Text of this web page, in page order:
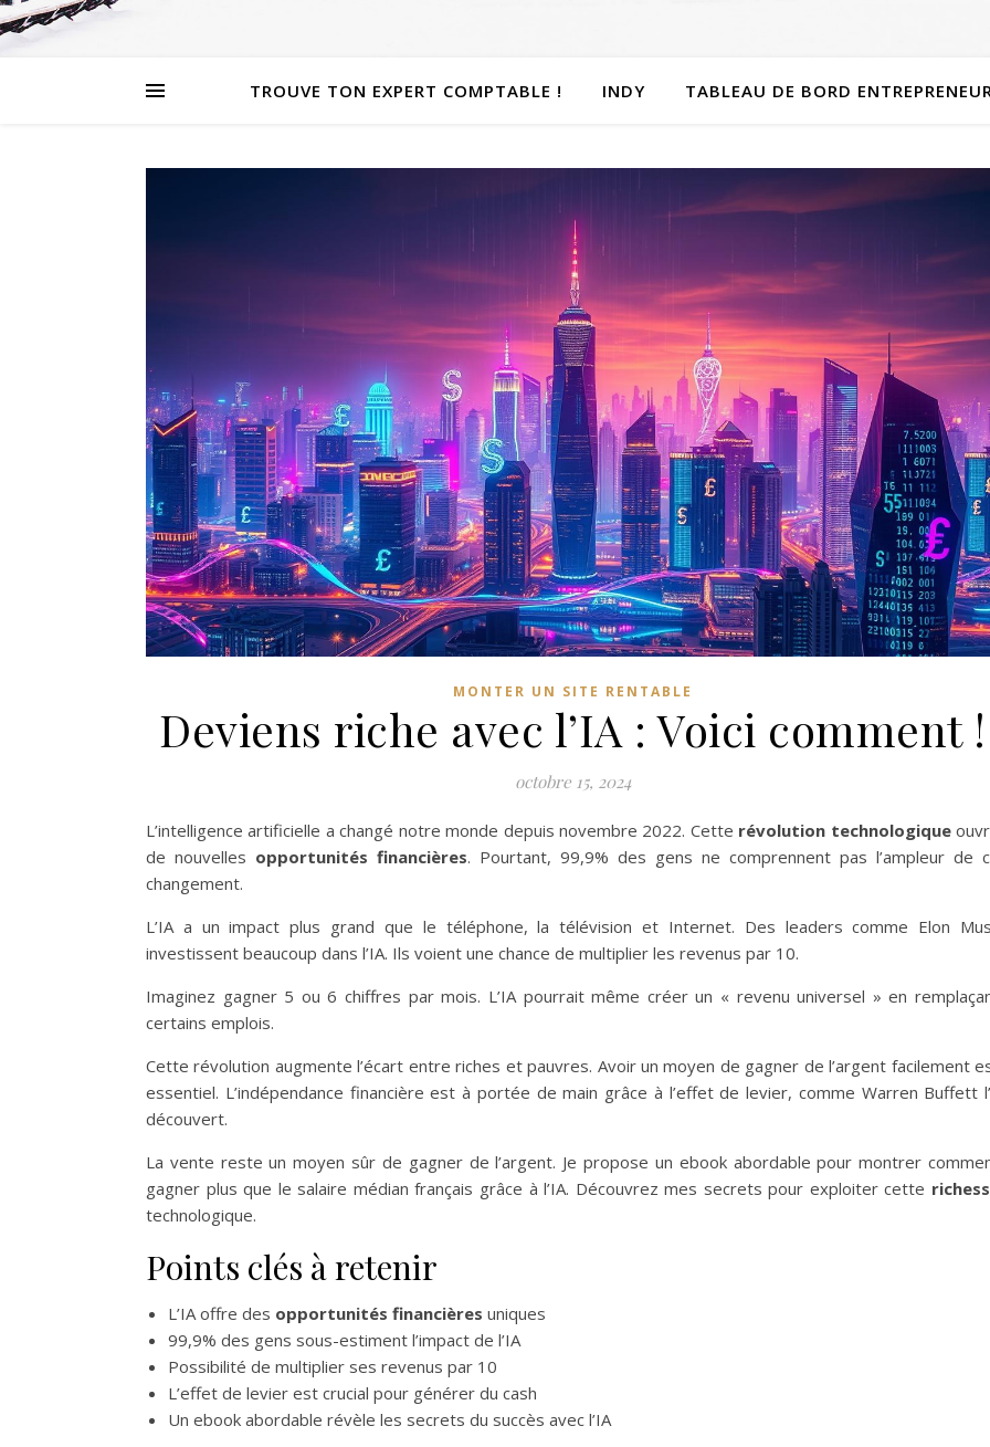
TROUVE TON EXPERT COMPTABLE ! INDY TABLEAU DE BORD
MONTER UN SITE RENTABLE
Deviens riche avec l’IA : Voici comment !
octobre 15, 2024
L’intelligence artificielle a changé notre monde depuis novembre 2022. Cette révolution technologique
de nouvelles opportunités financières. Pourtant, 99,9% des gens ne comprennent pas l’ampleur de
changement.
L’IA a un impact plus grand que le téléphone, la télévision et Internet. Des leaders comme Elon
investissent beaucoup dans l’IA. Ils voient une chance de multiplier les revenus par 10.
Imaginez gagner 5 ou 6 chiffres par mois. L’IA pourrait même créer un « revenu universel » en
certains emplois.
Cette révolution augmente l’écart entre riches et pauvres. Avoir un moyen de gagner de l’argent facilement
essentiel. L’indépendance financière est à portée de main grâce à l’effet de levier, comme Warren Buffett
découvert.
La vente reste un moyen sûr de gagner de l’argent. Je propose un ebook abordable pour montrer
gagner plus que le salaire médian français grâce à l’IA. Découvrez mes secrets pour exploiter cette
technologique.
Points clés à retenir
L’IA offre des opportunités financières uniques
99,9% des gens sous-estiment l’impact de l’IA
Possibilité de multiplier ses revenus par 10
L’effet de levier est crucial pour générer du cash
Un ebook abordable révèle les secrets du succès avec l’IA